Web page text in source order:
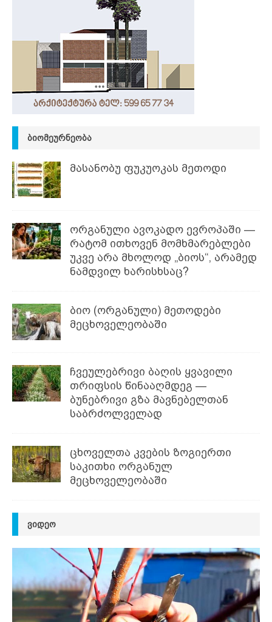
ᲑᲘᲝᲛᲔᲣᲠᲜᲔᲝᲑᲐ
მასანობუ ფუკუოკას მეთოდი
ორგანული ავოკადო ევროპაში —
რატომ ითხოვენ მომხმარებლები
უკვე არა მხოლოდ „ბიოს“, არამედ
ნამდვილ ხარისხსაც?
ბიო (ორგანული) მეთოდები
მეცხოველეობაში
ჩვეულებრივი ბაღის ყვავილი
თრიფსის წინააღმდეგ —
ბუნებრივი გზა მავნებელთან
საბრძოლველად
ცხოველთა კვების ზოგიერთი
საკითხი ორგანულ
მეცხოველეობაში
ᲕᲘᲓᲔᲝ